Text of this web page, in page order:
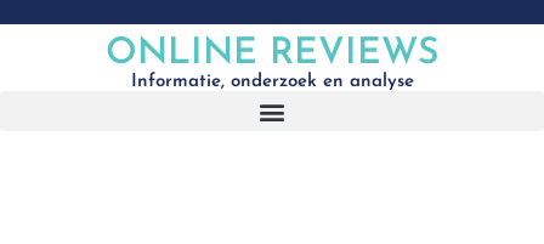
ONLINE REVIEWS
Informatie, onderzoek en analyse